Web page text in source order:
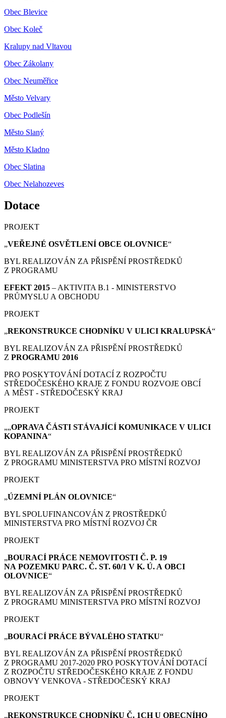
Obec Blevice
Obec Koleč
Kralupy nad Vltavou
Obec Zákolany
Obec Neuměřice
Město Velvary
Obec Podlešín
Město Slaný
Město Kladno
Obec Slatina
Obec Nelahozeves
Dotace
PROJEKT
„VEŘEJNÉ OSVĚTLENÍ OBCE OLOVNICE“
BYL REALIZOVÁN ZA PŘISPĚNÍ PROSTŘEDKŮ
Z PROGRAMU
EFEKT 2015 – AKTIVITA B.1 - MINISTERSTVO
PRŮMYSLU A OBCHODU
PROJEKT
„REKONSTRUKCE CHODNÍKU V ULICI KRALUPSKÁ“
BYL REALIZOVÁN ZA PŘISPĚNÍ PROSTŘEDKŮ
Z PROGRAMU 2016
PRO POSKYTOVÁNÍ DOTACÍ Z ROZPOČTU
STŘEDOČESKÉHO KRAJE Z FONDU ROZVOJE OBCÍ
A MĚST - STŘEDOČESKÝ KRAJ
PROJEKT
„„OPRAVA ČÁSTI STÁVAJÍCÍ KOMUNIKACE V ULICI
KOPANINA“
BYL REALIZOVÁN ZA PŘISPĚNÍ PROSTŘEDKŮ
Z PROGRAMU MINISTERSTVA PRO MÍSTNÍ ROZVOJ
PROJEKT
„ÚZEMNÍ PLÁN OLOVNICE“
BYL SPOLUFINANCOVÁN Z PROSTŘEDKŮ
MINISTERSTVA PRO MÍSTNÍ ROZVOJ ČR
PROJEKT
„BOURACÍ PRÁCE NEMOVITOSTI Č. P. 19
NA POZEMKU PARC. Č. ST. 60/1 V K. Ú. A OBCI
OLOVNICE“
BYL REALIZOVÁN ZA PŘISPĚNÍ PROSTŘEDKŮ
Z PROGRAMU MINISTERSTVA PRO MÍSTNÍ ROZVOJ
PROJEKT
„BOURACÍ PRÁCE BÝVALÉHO STATKU“
BYL REALIZOVÁN ZA PŘISPĚNÍ PROSTŘEDKŮ
Z PROGRAMU 2017-2020 PRO POSKYTOVÁNÍ DOTACÍ
Z ROZPOČTU STŘEDOČESKÉHO KRAJE Z FONDU
OBNOVY VENKOVA - STŘEDOČESKÝ KRAJ
PROJEKT
„REKONSTRUKCE CHODNÍKU Č. 1CH U OBECNÍHO